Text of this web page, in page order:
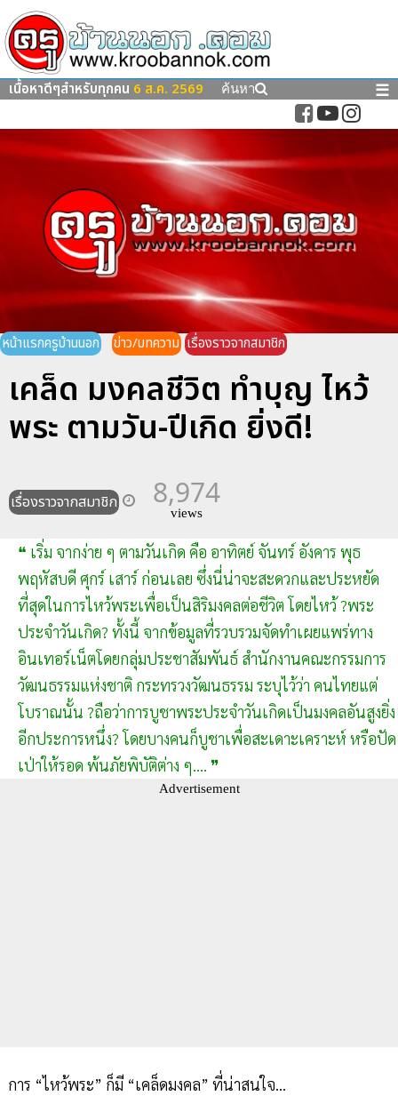
เนื้อหาดีๆสำหรับทุกคน 6 ส.ค. 2569 ค้นหา ☰
หน้าแรกครูบ้านนอก ข่าว/บทความ เรื่องราวจากสมาชิก
เคล็ด มงคลชีวิต ทำบุญ ไหว้
พระ ตามวัน-ปีเกิด ยิ่งดี!
เรื่องราวจากสมาชิก 8,974
views
❝ เริ่ม จากง่าย ๆ ตามวันเกิด คือ อาทิตย์ จันทร์ อังคาร พุธ
พฤหัสบดี ศุกร์ เสาร์ ก่อนเลย ซึ่งนี่น่าจะสะดวกและประหยัด
ที่สุดในการไหว้พระเพื่อเป็นสิริมงคลต่อชีวิต โดยไหว้ ?พระ
ประจำวันเกิด? ทั้งนี้ จากข้อมูลที่รวบรวมจัดทำเผยแพร่ทาง
อินเทอร์เน็ตโดยกลุ่มประชาสัมพันธ์ สำนักงานคณะกรรมการ
วัฒนธรรมแห่งชาติ กระทรวงวัฒนธรรม ระบุไว้ว่า คนไทยแต่
โบราณนั้น ?ถือว่าการบูชาพระประจำวันเกิดเป็นมงคลอันสูงยิ่ง
อีกประการหนึ่ง? โดยบางคนก็บูชาเพื่อสะเดาะเคราะห์ หรือปัด
เป่าให้รอด พ้นภัยพิบัติต่าง ๆ.... ❞
Advertisement
การ “ไหว้พระ” ก็มี “เคล็ดมงคล” ที่น่าสนใจ...